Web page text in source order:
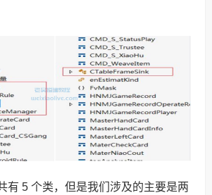
有 5 个类，但是我们涉及的主要是两